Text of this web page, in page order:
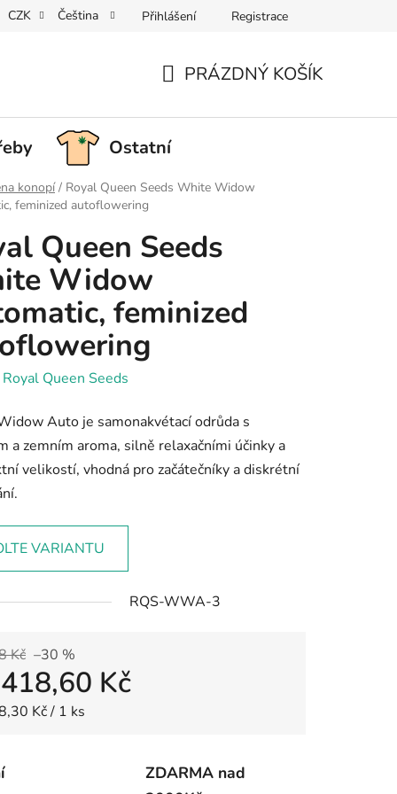
CZK Čeština Přihlášení Registrace
KOŠÍK
PRÁZDNÝ KOŠÍK
Ostatní
konopí / Royal Queen Seeds White Widow
feminized autoflowering
Queen Seeds
Widow
feminized
Royal Queen Seeds
Auto je samonakvétací odrůda s
a zemním aroma, silně relaxačními účinky a
velikostí, vhodná pro začátečníky a diskrétní
VARIANTU
RQS-WWA-3
Kč –30 %
418,60 Kč
Kč / 1 ks
ZDARMA nad